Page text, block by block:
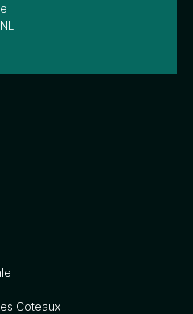
Coteaux